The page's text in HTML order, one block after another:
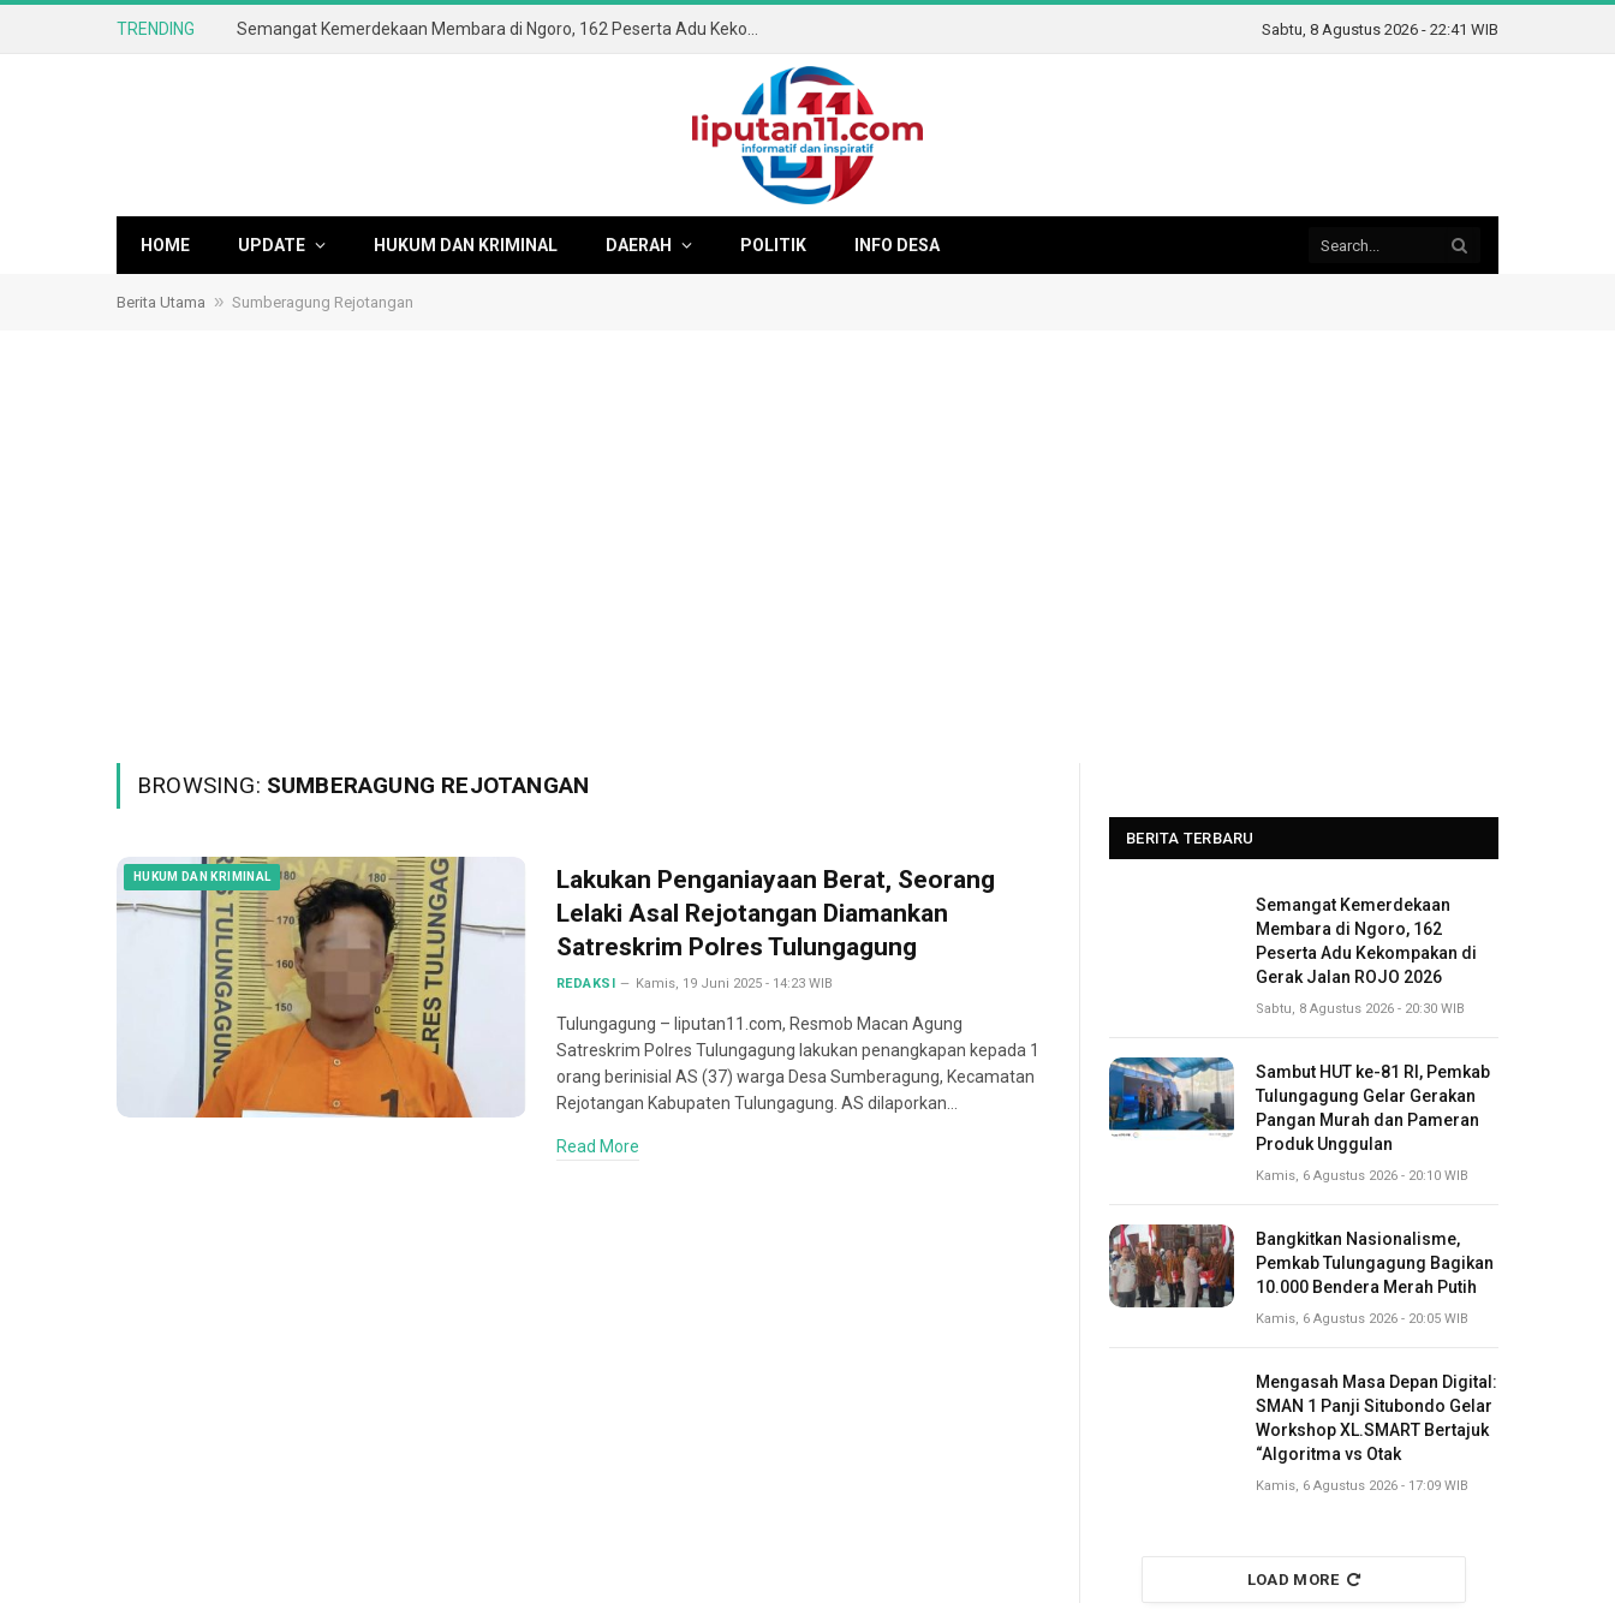
TRENDING Sabtu, 8 Agustus 2026 - 22:41 WIB
HOME UPDATE HUKUM DAN KRIMINAL DAERAH POLITIK INFO DESA
Berita Utama » Sumberagung Rejotangan
BROWSING: SUMBERAGUNG REJOTANGAN
HUKUM DAN KRIMINAL
Lakukan Penganiayaan Berat, Seorang
Lelaki Asal Rejotangan Diamankan
Satreskrim Polres Tulungagung
REDAKSI Kamis, 19 Juni 2025 - 14:23 WIB
Tulungagung – liputan11.com, Resmob Macan Agung
Satreskrim Polres Tulungagung lakukan penangkapan kepada 1
orang berinisial AS (37) warga Desa Sumberagung, Kecamatan
Rejotangan Kabupaten Tulungagung. AS dilaporkan…
Read More
BERITA TERBARU
Semangat Kemerdekaan
Membara di Ngoro, 162
Peserta Adu Kekompakan di
Gerak Jalan ROJO 2026
Sabtu, 8 Agustus 2026 - 20:30 WIB
Sambut HUT ke-81 RI, Pemkab
Tulungagung Gelar Gerakan
Pangan Murah dan Pameran
Produk Unggulan
Kamis, 6 Agustus 2026 - 20:10 WIB
Bangkitkan Nasionalisme,
Pemkab Tulungagung Bagikan
10.000 Bendera Merah Putih
Kamis, 6 Agustus 2026 - 20:05 WIB
Mengasah Masa Depan Digital:
SMAN 1 Panji Situbondo Gelar
Workshop XL.SMART Bertajuk
“Algoritma vs Otak
Kamis, 6 Agustus 2026 - 17:09 WIB
LOAD MORE